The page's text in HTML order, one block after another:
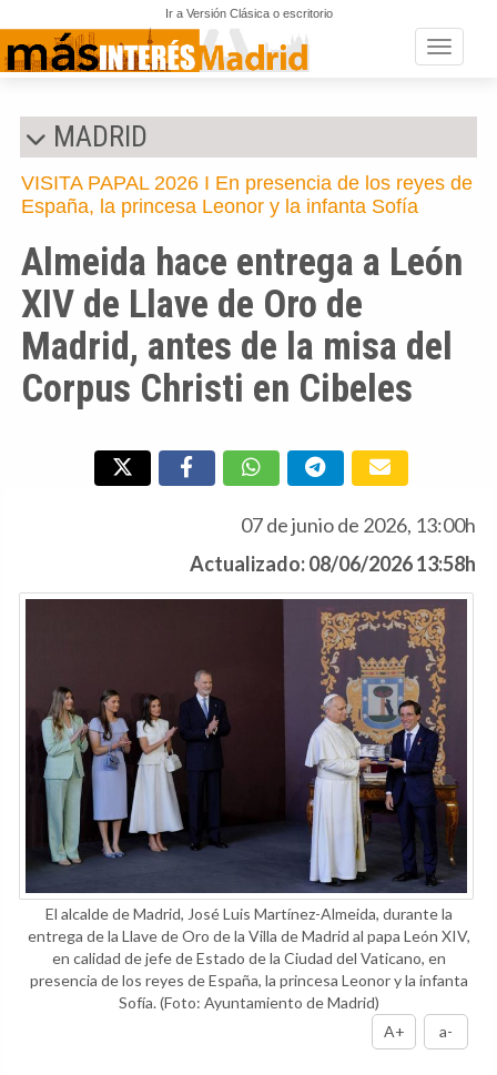
Ir a Versión Clásica o escritorio
Toggle
MADRID
VISITA PAPAL 2026 I En presencia de los reyes de
España, la princesa Leonor y la infanta Sofía
Almeida hace entrega a León
XIV de Llave de Oro de
Madrid, antes de la misa del
Corpus Christi en Cibeles
07 de junio de 2026, 13:00h
Actualizado: 08/06/2026 13:58h
El alcalde de Madrid, José Luis Martínez-Almeida, durante la
entrega de la Llave de Oro de la Villa de Madrid al papa León XIV,
en calidad de jefe de Estado de la Ciudad del Vaticano, en
presencia de los reyes de España, la princesa Leonor y la infanta
Sofía.(Foto: Ayuntamiento de Madrid)
A+
a-